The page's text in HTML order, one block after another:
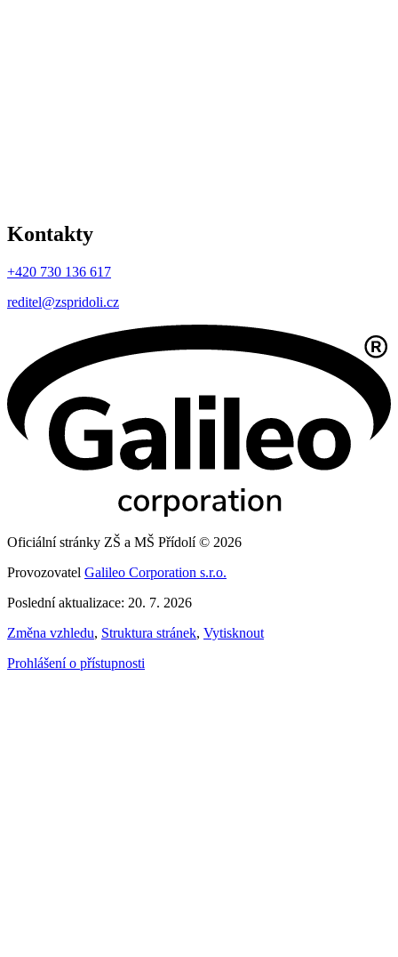
Kontakty
+420 730 136 617
reditel@zspridoli.cz
Oficiální stránky ZŠ a MŠ Přídolí © 2026
Provozovatel Galileo Corporation s.r.o.
Poslední aktualizace: 20. 7. 2026
Změna vzhledu, Struktura stránek, Vytisknout
Prohlášení o přístupnosti